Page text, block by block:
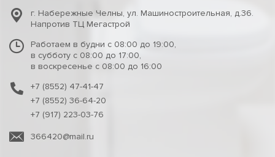
г. Набережные Челны, ул. Машиностроительная, д.36.
Напротив ТЦ Мегастрой
Работаем в будни с 08:00 до 19:00,
в субботу с 08:00 до 17:00,
в воскресенье с 08:00 до 16:00
+7 (8552) 47-41-47
+7 (8552) 36-64-20
+7 (917) 223-03-76
366420@mail.ru